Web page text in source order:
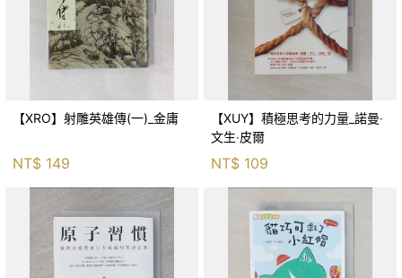
【XRO】射雕英雄傳(一)_金庸
NT$ 149
【XUY】積極思考的力量_諾曼‧
文生‧皮爾
NT$ 109